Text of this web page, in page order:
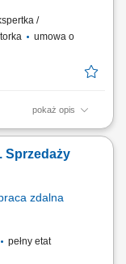
/
umowa o
pokaż opis
poszukiwanie i
i konfiguracja
Sprzedaży
zdalna
pełny etat